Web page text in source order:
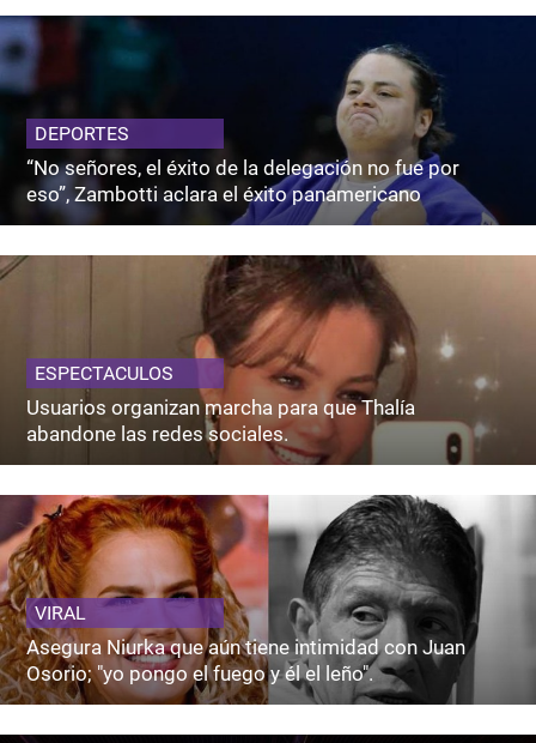
DEPORTES
“No señores, el éxito de la delegación no fue por
eso”, Zambotti aclara el éxito panamericano
ESPECTACULOS
Usuarios organizan marcha para que Thalía
abandone las redes sociales.
VIRAL
Asegura Niurka que aún tiene intimidad con Juan
Osorio; "yo pongo el fuego y él el leño".